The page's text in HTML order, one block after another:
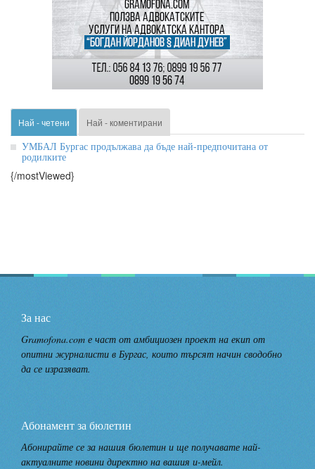
Най - четени Най - коментирани
УМБАЛ Бургас продължава да бъде най-предпочитана от
родилките
{/mostViewed}
За нас
Gramofona.com е част от амбициозен проект на екип от
опитни журналисти в Бургас, които търсят начин сводобно
да се изразяват.
Абонамент за бюлетин
Абонирайте се за нашия бюлетин и ще получавате най-
актуалните новини директно на вашия и-мейл.